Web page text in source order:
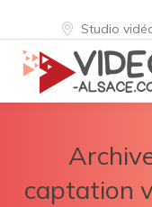
Studio
captation